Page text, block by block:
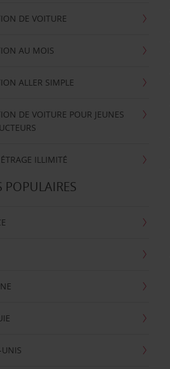
DE VOITURE
AU MOIS
ALLER SIMPLE
DE VOITURE POUR JEUNES
ILLIMITÉ
POPULAIRES
UNIS